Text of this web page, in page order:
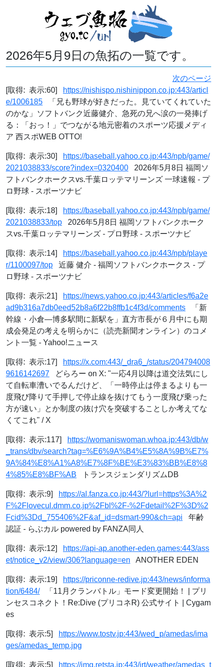
2026年5月9日の魚拓の一覧です。
次のページ
[取得: 表示:60]
https://nishispo.nishinippon.co.jp:443/articl
e/1006185 「兄も野球が好きだった。見ていてくれていた
のかな」ソフトバンク近藤健介、急死の兄へ涙の一発捧げ
る：「おっ！」でつながる地元密着のスポーツ応援メディ
ア 西スポWEB OTTO!
[取得: 表示:30]
https://baseball.yahoo.co.jp:443/npb/game/
2021038833/score?index=0320400 2026年5月8日 福岡ソ
フトバンクホークスvs.千葉ロッテマリーンズ 一球速報 - プ
ロ野球 - スポーツナビ
[取得: 表示:18]
https://baseball.yahoo.co.jp:443/npb/game/
2021038833/top 2026年5月8日 福岡ソフトバンクホーク
スvs.千葉ロッテマリーンズ - プロ野球 - スポーツナビ
[取得: 表示:14]
https://baseball.yahoo.co.jp:443/npb/playe
r/1100097/top 近藤 健介 - 福岡ソフトバンクホークス - プ
ロ野球 - スポーツナビ
[取得: 表示:21]
https://news.yahoo.co.jp:443/articles/f6a2e
ad9b316a7db0eed52b8a6f22b8ffb1c4f3d/comments 「新
幹線・小倉―博多駅間に新駅を」直方市長が６月中にも期
成会発足の考えを明らかに（読売新聞オンライン）のコメ
ント一覧 - Yahoo!ニュース
[取得: 表示:17]
https://x.com:443/_dra6_/status/204794008
9616142697 どらろー on X: "一応4月以降は道交法気にし
て自転車漕いでるんだけど、「一時停止は停まるよりも一
度飛び降りて手押しで停止線を抜けてもう一度飛び乗った
方が速い」とか制度の抜け穴を突破することしか考えてな
くてこれ" / X
[取得: 表示:117]
https://womaniswoman.whoa.jp:443/db/w
_trans/dbv/search?tag=%E6%9A%B4%E5%8A%9B%E7%
9A%84%E8%A1%A8%E7%8F%BE%E3%83%BB%E8%8
4%85%E8%BF%AB トランスジェンダリズムDB
[取得: 表示:9]
https://al.fanza.co.jp:443/?lurl=https%3A%2
F%2Flovecul.dmm.co.jp%2Fbl%2F-%2Fdetail%2F%3D%2
Fcid%3Dd_755406%2F&af_id=dsmart-990&ch=api 年齢
認証 - らぶカル powered by FANZA同人
[取得: 表示:12]
https://api-ap.another-eden.games:443/ass
et/notice_v2/view/306?language=en ANOTHER EDEN
[取得: 表示:19]
https://priconne-redive.jp:443/news/informa
tion/6484/「11月クランバトル」モード変更開始！ | プリ
ンセスコネクト！Re:Dive (プリコネR) 公式サイト | Cygam
es
[取得: 表示:5]
https://www.tostv.jp:443/wed_p/amedas/ima
ges/amedas_temp.jpg
[取得: 表示:5]
https://img.retsta.jp:443/jrt/weather/amedas_t